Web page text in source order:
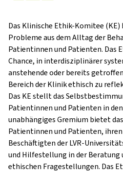
Das Klinische Ethik-Komitee
Probleme aus dem Alltag der
Patientinnen und Patienten. Das
Chance, in interdisziplinärer
anstehende oder bereits
Bereich der Klinik ethisch zu
Das KE stellt das
Patientinnen und Patienten in
unabhängiges Gremium bietet
Patientinnen und Patienten,
Beschäftigten der LVR-
und Hilfestellung in der Beratung
ethischen Fragestellungen. Das